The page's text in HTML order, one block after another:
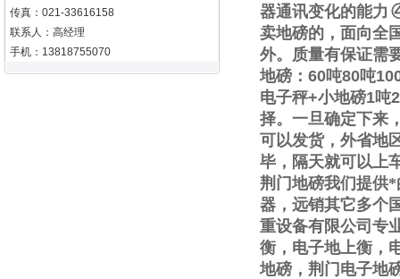
传真：021-33616158
联系人：高经理
手机：13818755070
器通讯变化的能力
卖地磅的，面向全
外。质量有保证需
地磅： 60吨80吨
电子秤+小地磅1吨2
择。一旦确定下来
可以发货，外省地
毕，隔天就可以上
荆门地磅我们提供
器，远销其它多个
重设备有限公司专
衡，电子地上衡，
地磅，荆门电子地